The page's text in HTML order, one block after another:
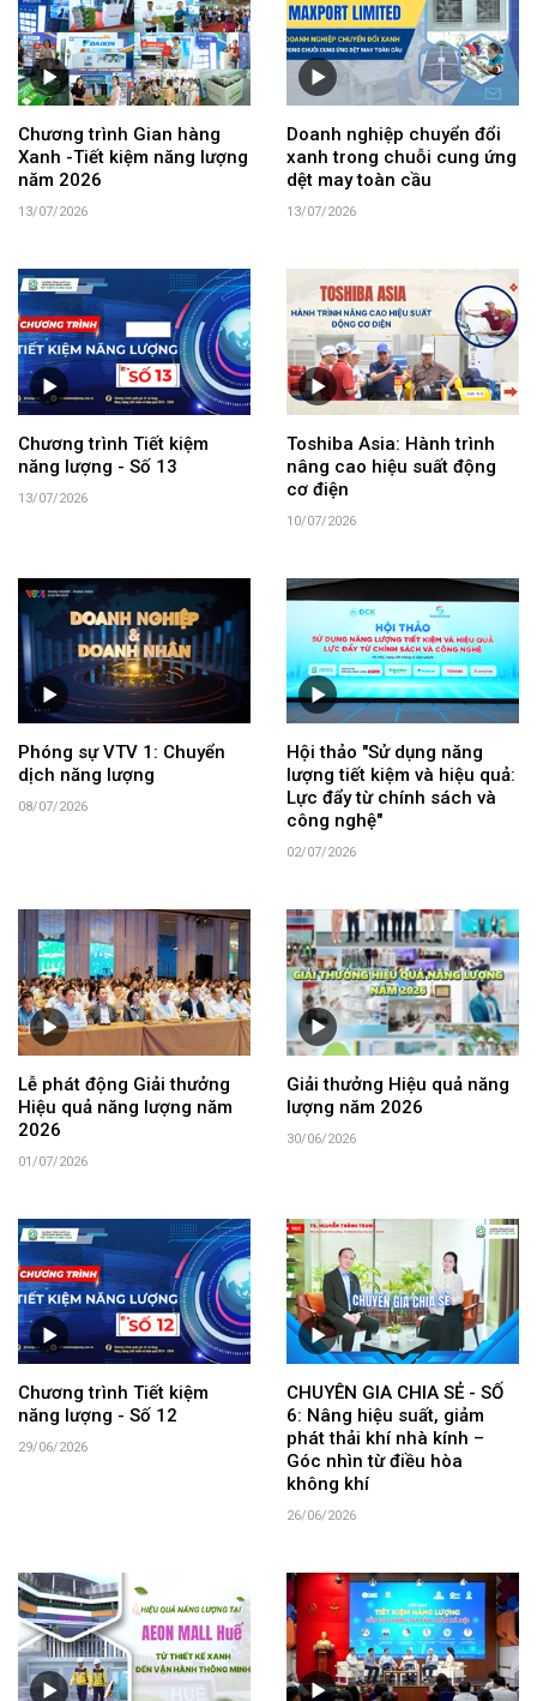
Chương trình Gian hàng
Xanh -Tiết kiệm năng lượng
năm 2026
13/07/2026
Doanh nghiệp chuyển đổi
xanh trong chuỗi cung ứng
dệt may toàn cầu
13/07/2026
Chương trình Tiết kiệm
năng lượng - Số 13
13/07/2026
Toshiba Asia: Hành trình
nâng cao hiệu suất động
cơ điện
10/07/2026
Phóng sự VTV 1: Chuyển
dịch năng lượng
08/07/2026
Hội thảo "Sử dụng năng
lượng tiết kiệm và hiệu quả:
Lực đẩy từ chính sách và
công nghệ"
02/07/2026
Lễ phát động Giải thưởng
Hiệu quả năng lượng năm
2026
01/07/2026
Giải thưởng Hiệu quả năng
lượng năm 2026
30/06/2026
Chương trình Tiết kiệm
năng lượng - Số 12
29/06/2026
CHUYÊN GIA CHIA SẺ - SỐ
6: Nâng hiệu suất, giảm
phát thải khí nhà kính –
Góc nhìn từ điều hòa
không khí
26/06/2026